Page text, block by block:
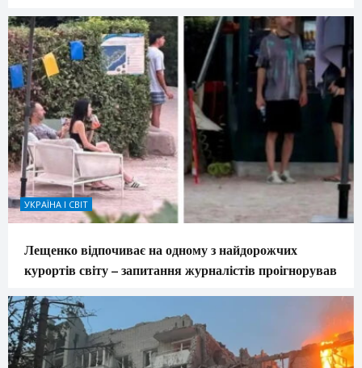
УКРАЇНА І СВІТ
Лещенко відпочиває на одному з найдорожчих
курортів світу – запитання журналістів проігнорував